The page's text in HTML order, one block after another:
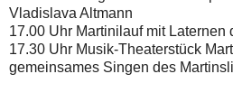
Vladislava Altmann
17.00 Uhr Martinilauf mit Laternen
17.30 Uhr Musik-Theaterstück
gemeinsames Singen des